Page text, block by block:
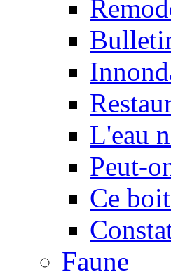
L'eau
Peut-
Ce
Faune